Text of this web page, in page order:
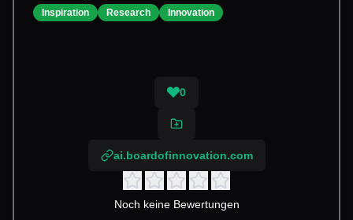
Inspiration Research Innovation
0
ai.boardofinnovation.com
Noch keine Bewertungen